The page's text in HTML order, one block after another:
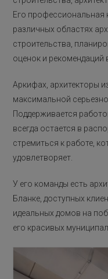
Его профессиональная
различных областях
строительства,
оценок и рекомендаций
Аркифах, архитекторы
максимальной
Поддерживается
всегда остается в
стремиться к работе,
удовлетворяет.
У его команды есть
Бланке, доступных
идеальных домов на
его красивых